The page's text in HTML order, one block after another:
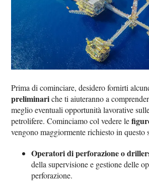
Prima di cominciare, desidero fornirti
preliminariche ti aiuteranno a
meglio eventuali opportunità lavorative
petrolifere. Cominciamo col vedere le
vengono maggiormente richiesto in questo
Operatori di perforazione o
della supervisione e gestione delle
perforazione.